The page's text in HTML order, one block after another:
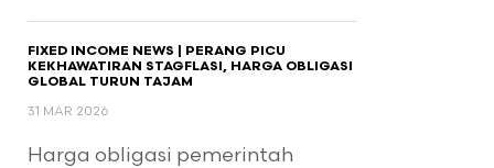
FIXED INCOME NEWS | PERANG PICU
KEKHAWATIRAN STAGFLASI, HARGA OBLIGASI
GLOBAL TURUN TAJAM
31 MAR 2026
Harga obligasi pemerintah